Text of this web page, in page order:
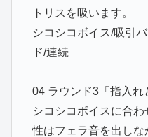
トリスを吸います。
シコシコボイス/吸引
ド/連続
04 ラウンド3「指入れ
シコシコボイスに合
性はフェラ音を出し